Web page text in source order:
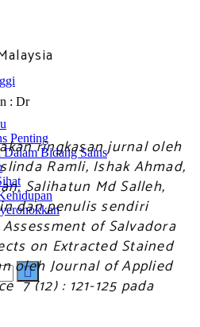
Penting
Bidang Sains
: Dr
ringkasan jurnal oleh
Ramli, Ishak Ahmad,
Salihatun Md Salleh,
dan penulis sendiri
of Salvadora
on Extracted Stained
oleh Journal of Applied
7 (12) : 121-125 pada